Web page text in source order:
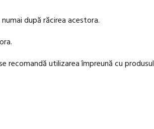
după răcirea acestora.
recomandă utilizarea împreună cu produsul